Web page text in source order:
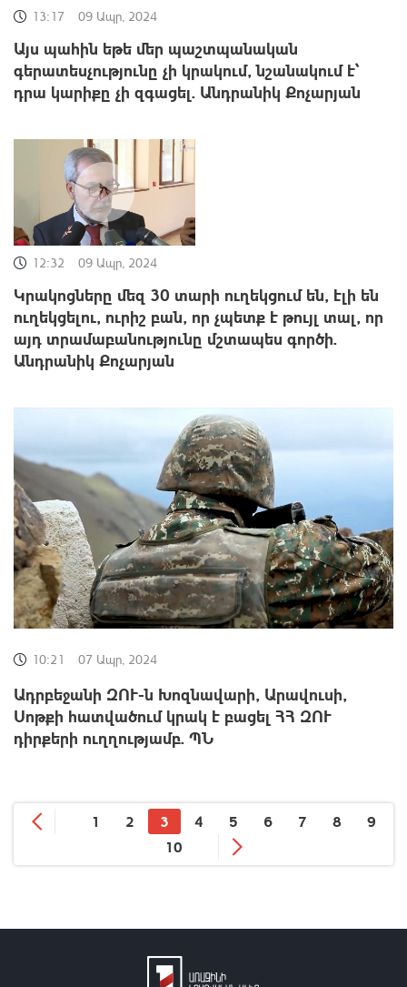
13:17 09 Ապր, 2024
Այս պահին եթե մեր պաշտպանական
գերատեսչությունը չի կրակում, նշանակում է՝
դրա կարիքը չի զգացել. Անդրանիկ Քոչարյան
12:32 09 Ապր, 2024
Կրակոցները մեզ 30 տարի ուղեկցում են, էլի են
ուղեկցելու, ուրիշ բան, որ չպետք է թույլ տալ, որ
այդ տրամաբանությունը մշտապես գործի.
Անդրանիկ Քոչարյան
10:21 07 Ապր, 2024
Ադրբեջանի ԶՈՒ-ն Խոզնավարի, Արավուսի,
Սոթքի հատվածում կրակ է բացել ՀՀ ԶՈՒ
դիրքերի ուղղությամբ. ՊՆ
1 2 3 4 5 6 7 8
9
10